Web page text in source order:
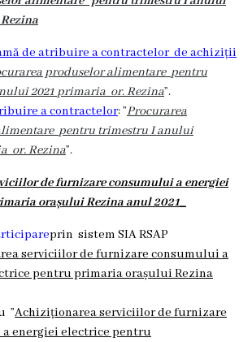
de atribuire a contractelor de achiziții
produselor alimentare pentru
2021 primaria or. Rezina”.
a contractelor: ”Procurarea
pentru trimestru I anului
or. Rezina”.
de furnizare consumului a energiei
orașuluiRezina anul 2021_
prin sistem SIA RSAP
serviciilor de furnizare consumului a
pentru primariaorașului Rezina
”Achiziționarea serviciilor de furnizare
energiei electrice pentru